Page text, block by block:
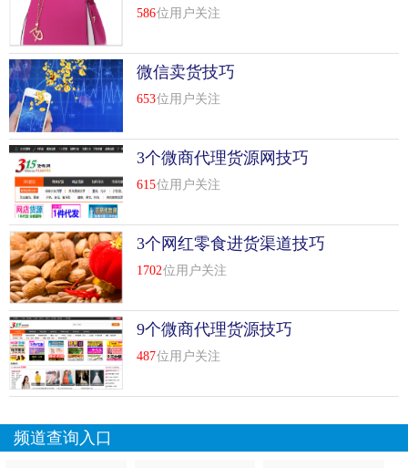
合适的产品和老板。既然身边有那么多微商从业者，为什么
不从这些人身上寻找机会呢？对所有人来说，这是一个机
会，一个巨大的机会。
手机微商加好友好吗？什么是机会？能抓住的是机会，不能
抓住的是“器官”。如果有一些政*资源，行业协会资源，企业
家资源，会更好玩。你有酒，我们有故事。我们来一首关于
586位用户关注
微信卖货技巧
653位用户关注
3个微商代理货源网技巧
615位用户关注
3个网红零食进货渠道技巧
1702位用户关注
9个微商代理货源技巧
487位用户关注
频道查询入口